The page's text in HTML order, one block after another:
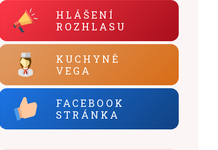
HLÁŠENÍ
ROZHLASU
KUCHYNĚ
VEGA
FACEBOOK
STRÁNKA